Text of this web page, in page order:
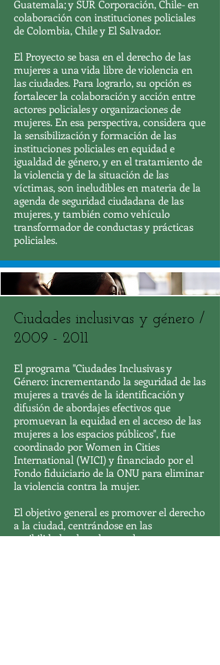
Guatemala; y SUR Corporación, Chile- en
colaboración con instituciones policiales
de Colombia, Chile y El Salvador.
El Proyecto se basa en el derecho de las
mujeres a una vida libre de violencia en
las ciudades. Para lograrlo, su opción es
fortalecer la colaboración y acción entre
actores policiales y organizaciones de
mujeres. En esa perspectiva, considera que
la sensibilización y formación de las
instituciones policiales en equidad e
igualdad de género, y en el tratamiento de
la violencia y de la situación de las
víctimas, son ineludibles en materia de la
agenda de seguridad ciudadana de las
mujeres, y también como vehículo
transformador de conductas y prácticas
policiales.
Ciudades inclusivas y género /
2009 - 2011
El programa "Ciudades Inclusivas y
Género: incrementando la seguridad de las
mujeres a través de la identificación y
difusión de abordajes efectivos que
promuevan la equidad en el acceso de las
mujeres a los espacios públicos", fue
coordinado porWomen in Cities
International (WICI) y financiado por el
Fondo fiduiciario de la ONU para eliminar
la violencia contra la mujer.
El objetivo general es promover el derecho
a la ciudad, centrándose en las
posibilidades de todos y todas, y en